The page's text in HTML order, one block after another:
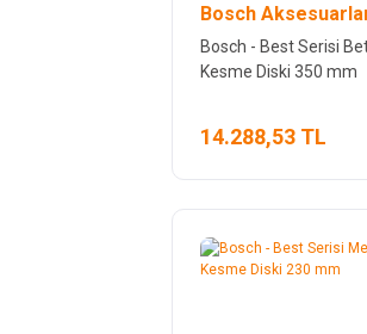
Bosch
Bosch - Best Serisi
Kesme Diski 350 mm
14.288,53 TL